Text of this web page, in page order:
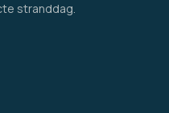
stranddag.